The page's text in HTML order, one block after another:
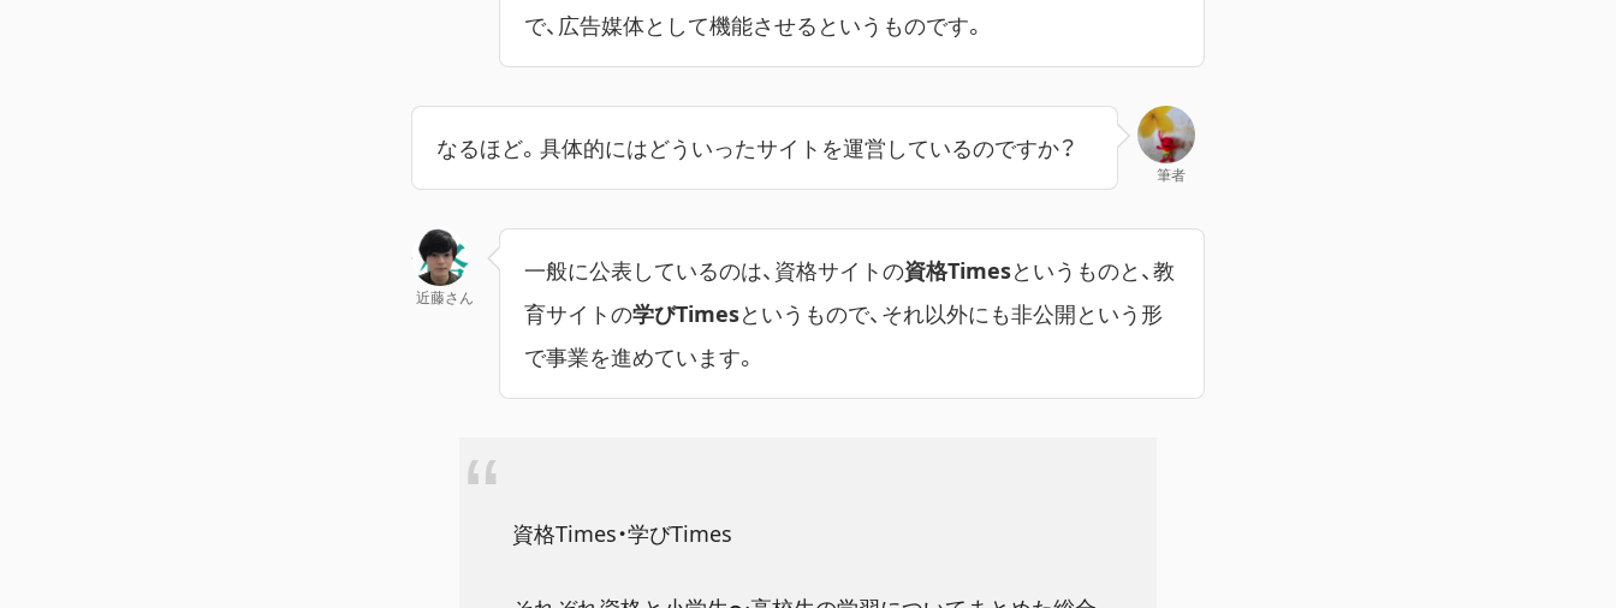
で、広告媒体として機能させるというものです。
筆者
なるほど。具体的にはどういったサイトを運営しているのですか？
近藤さん
一般に公表しているのは、資格サイトの資格Timesというものと、教
育サイトの学びTimesというもので、それ以外にも非公開という形
で事業を進めています。
資格Times・学びTimes